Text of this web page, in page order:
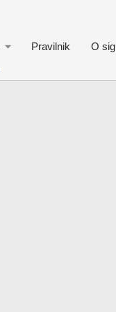
Pravilnik O